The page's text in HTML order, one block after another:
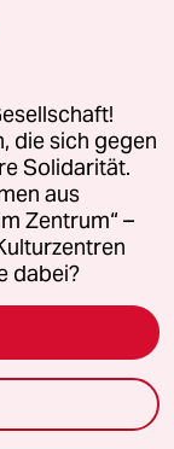
Milliarden
Nun erklärt der
die sich gegen
Solidarität.
aus
Zentrum“ –
dabei?